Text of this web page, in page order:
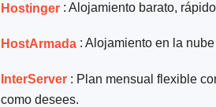
Hostinger : Alojamiento barato,
HostArmada : Alojamiento en la
InterServer : Plan mensual flexible
como desees.